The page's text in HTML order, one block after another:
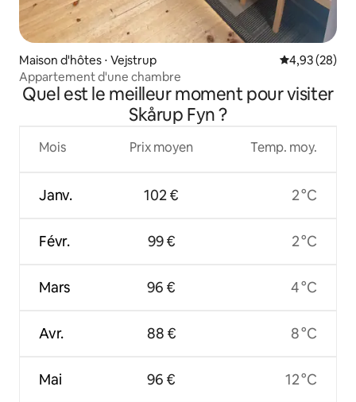
Maison d'hôtes ⋅ Vejstrup Évaluation
4,93 (28)
Appartement d'une chambre
Quel est le meilleur moment pour visiter
Skårup Fyn ?
Mois
Janv.
Févr.
Mars
Avr.
Mai
Prix moyen
102 €
99 €
96 €
88 €
96 €
Temp. moy.
2 °C
2 °C
4 °C
8 °C
12 °C